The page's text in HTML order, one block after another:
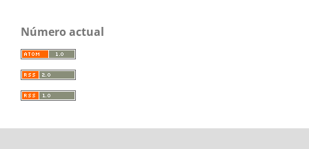
Número actual